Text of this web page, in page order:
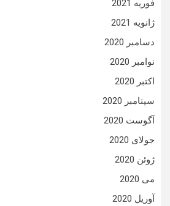
فوریه 2021
ژانویه 2021
دسامبر 2020
نوامبر 2020
اکتبر 2020
سپتامبر 2020
آگوست 2020
جولای 2020
ژوئن 2020
می 2020
آوریل 2020